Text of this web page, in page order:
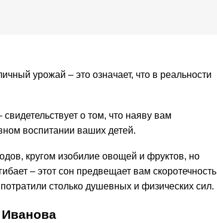
урожай – это означает, что в реальности
о том, что наяву вам
воспитании ваших детей.
кругом изобилие овощей и фруктов, но
– этот сон предвещает вам скоротечность
столько душевных и физических сил.